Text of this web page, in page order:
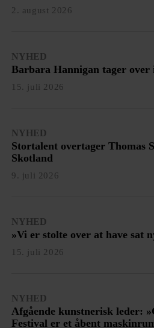
2. august 2026
NYHED
Barbara Hannigan tager
15. juli 2026
NYHED
Stortalent overtager Thomas
Skotland
9. juli 2026
NYHED
»Vi er stolte over at have sat
15. juli 2026
NYHED
Afgående kunstnerisk leder:
Festival er et åbent